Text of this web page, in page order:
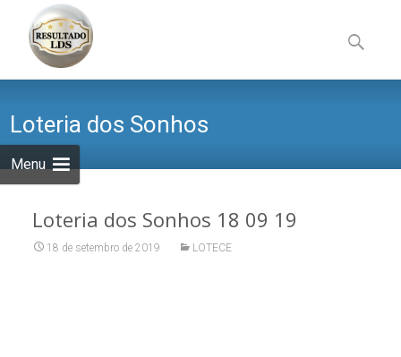
Menu
to
content
por:
Loteria dos Sonhos
Loteria dos Sonhos 18 09 19
18 de setembro de 2019 LOTECE